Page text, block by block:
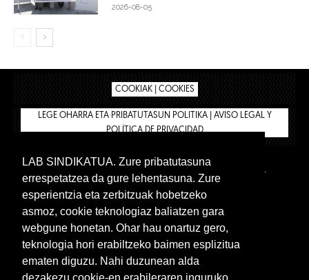
2026-08-05
COOKIAK | COOKIES
LEGE OHARRA ETA PRIBATUTASUN POLITIKA | AVISO LEGAL Y
POLÍTICA DE PRIVACIDAD
BIZILAN.EUS
TIENDA
INTRANET 🔑
Euskera Castellano
LAB SINDIKATUA. Zure pribatutasuna
errespetatzea da gure lehentasuna. Zure
esperientzia eta zerbitzuak hobetzeko
asmoz, cookie teknologiaz baliatzen gara
webgune honetan. Ohar hau onartuz gero,
teknologia hori erabiltzeko baimen esplizitua
ematen diguzu. Nahi duzunean alda